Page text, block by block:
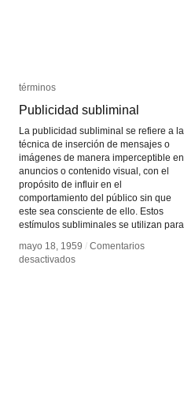
términos
Publicidad subliminal
La publicidad subliminal se refiere a la
técnica de inserción de mensajes o
imágenes de manera imperceptible en
anuncios o contenido visual, con el
propósito de influir en el
comportamiento del público sin que
este sea consciente de ello. Estos
estímulos subliminales se utilizan para
mayo 18, 1959 / Comentarios
desactivadosen
términos
Publicidad subliminal
mayo 18, 1959 / Comentarios
desactivadosen